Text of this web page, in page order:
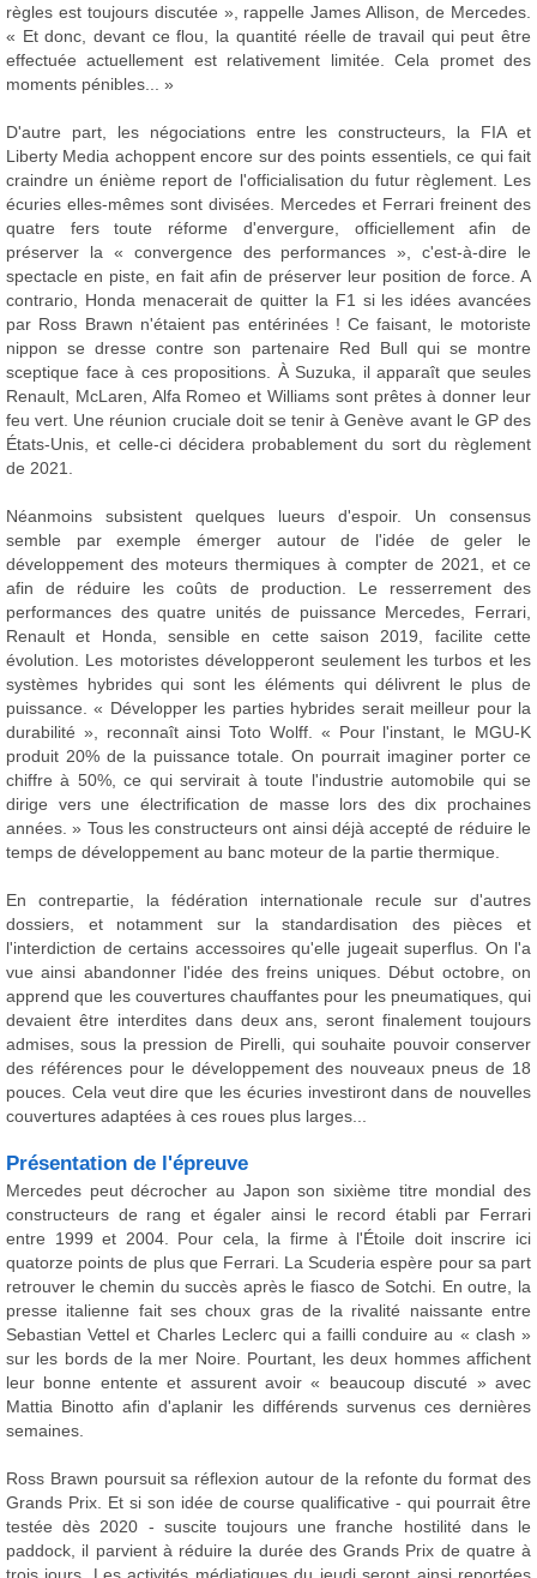
règles est toujours discutée », rappelle James Allison, de Mercedes.
« Et donc, devant ce flou, la quantité réelle de travail qui peut être
effectuée actuellement est relativement limitée. Cela promet des
moments pénibles... »
D'autre part, les négociations entre les constructeurs, la FIA et
Liberty Media achoppent encore sur des points essentiels, ce qui fait
craindre un énième report de l'officialisation du futur règlement. Les
écuries elles-mêmes sont divisées. Mercedes et Ferrari freinent des
quatre fers toute réforme d'envergure, officiellement afin de
préserver la « convergence des performances », c'est-à-dire le
spectacle en piste, en fait afin de préserver leur position de force. A
contrario, Honda menacerait de quitter la F1 si les idées avancées
par Ross Brawn n'étaient pas entérinées ! Ce faisant, le motoriste
nippon se dresse contre son partenaire Red Bull qui se montre
sceptique face à ces propositions. À Suzuka, il apparaît que seules
Renault, McLaren, Alfa Romeo et Williams sont prêtes à donner leur
feu vert. Une réunion cruciale doit se tenir à Genève avant le GP des
États-Unis, et celle-ci décidera probablement du sort du règlement
de 2021.
Néanmoins subsistent quelques lueurs d'espoir. Un consensus
semble par exemple émerger autour de l'idée de geler le
développement des moteurs thermiques à compter de 2021, et ce
afin de réduire les coûts de production. Le resserrement des
performances des quatre unités de puissance Mercedes, Ferrari,
Renault et Honda, sensible en cette saison 2019, facilite cette
évolution. Les motoristes développeront seulement les turbos et les
systèmes hybrides qui sont les éléments qui délivrent le plus de
puissance. « Développer les parties hybrides serait meilleur pour la
durabilité », reconnaît ainsi Toto Wolff. « Pour l'instant, le MGU-K
produit 20% de la puissance totale. On pourrait imaginer porter ce
chiffre à 50%, ce qui servirait à toute l'industrie automobile qui se
dirige vers une électrification de masse lors des dix prochaines
années. » Tous les constructeurs ont ainsi déjà accepté de réduire le
temps de développement au banc moteur de la partie thermique.
En contrepartie, la fédération internationale recule sur d'autres
dossiers, et notamment sur la standardisation des pièces et
l'interdiction de certains accessoires qu'elle jugeait superflus. On l'a
vue ainsi abandonner l'idée des freins uniques. Début octobre, on
apprend que les couvertures chauffantes pour les pneumatiques, qui
devaient être interdites dans deux ans, seront finalement toujours
admises, sous la pression de Pirelli, qui souhaite pouvoir conserver
des références pour le développement des nouveaux pneus de 18
pouces. Cela veut dire que les écuries investiront dans de nouvelles
couvertures adaptées à ces roues plus larges...
Présentation de l'épreuve
Mercedes peut décrocher au Japon son sixième titre mondial des
constructeurs de rang et égaler ainsi le record établi par Ferrari
entre 1999 et 2004. Pour cela, la firme à l'Étoile doit inscrire ici
quatorze points de plus que Ferrari. La Scuderia espère pour sa part
retrouver le chemin du succès après le fiasco de Sotchi. En outre, la
presse italienne fait ses choux gras de la rivalité naissante entre
Sebastian Vettel et Charles Leclerc qui a failli conduire au « clash »
sur les bords de la mer Noire. Pourtant, les deux hommes affichent
leur bonne entente et assurent avoir « beaucoup discuté » avec
Mattia Binotto afin d'aplanir les différends survenus ces dernières
semaines.
Ross Brawn poursuit sa réflexion autour de la refonte du format des
Grands Prix. Et si son idée de course qualificative - qui pourrait être
testée dès 2020 - suscite toujours une franche hostilité dans le
paddock, il parvient à réduire la durée des Grands Prix de quatre à